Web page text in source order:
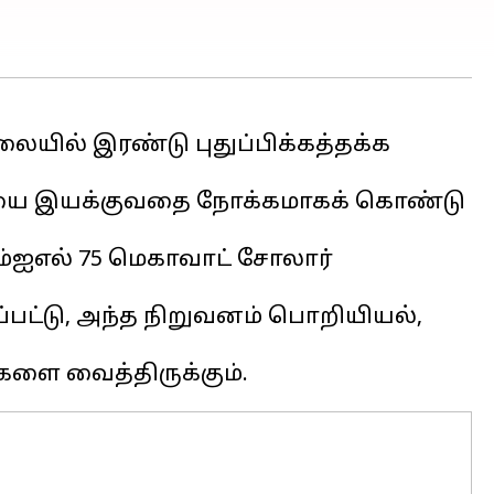
இரண்டு புதுப்பிக்கத்தக்க
இயக்குவதை நோக்கமாகக் கொண்டு
75 மெகாவாட் சோலார்
அந்த நிறுவனம் பொறியியல்,